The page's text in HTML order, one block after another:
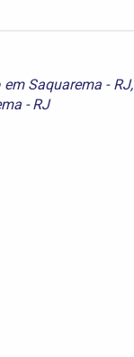
em Saquarema - RJ,
- RJ